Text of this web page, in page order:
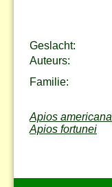
Geslacht:
Auteurs:
Familie:
Apios americana
Apios fortunei